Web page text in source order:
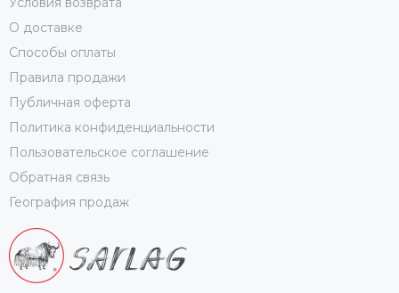
О доставке
Способы оплаты
Правила продажи
Публичная оферта
Политика конфиденциальности
Пользовательское соглашение
Обратная связь
География продаж